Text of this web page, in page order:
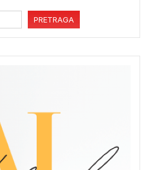
PRETRAGA